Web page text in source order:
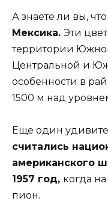
А знаете ли вы, что
Мексика. Эти
территории
Центральной и
особенности в
1500 м над
Еще один
считались
американского
1957 год, когда
пион.